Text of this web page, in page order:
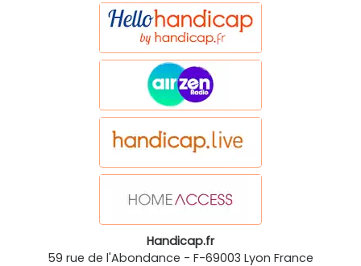
Handicap.fr
59 rue de l'Abondance - F-69003 Lyon France